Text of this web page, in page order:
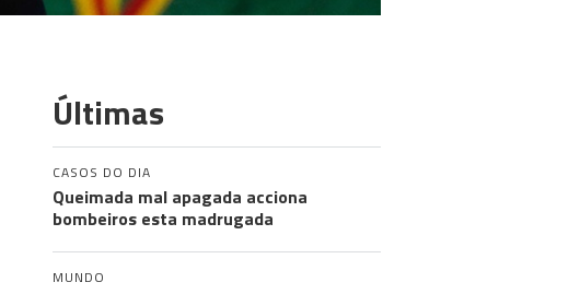
Últimas
CASOS DO DIA
Queimada mal apagada acciona
bombeiros esta madrugada
MUNDO